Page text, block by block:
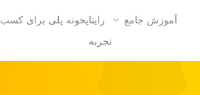
آموزش جامع
رایتاپخونه پلی برای کسب
تجربه